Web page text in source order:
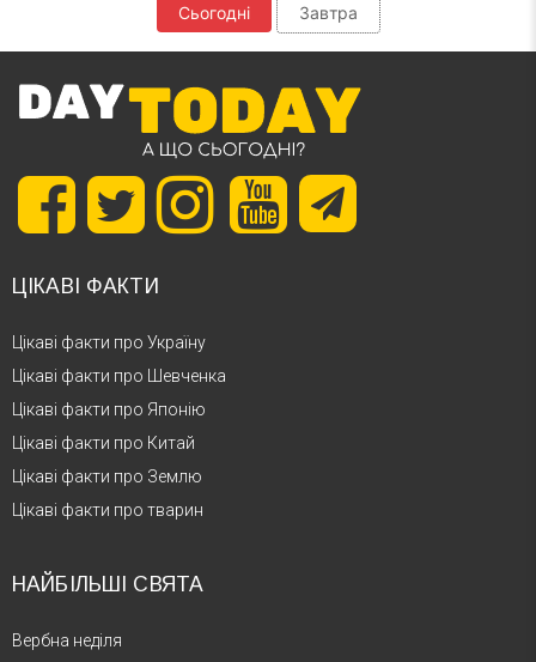
Сьогодні Завтра
ЦІКАВІ ФАКТИ
Цікаві факти про Україну
Цікаві факти про Шевченка
Цікаві факти про Японію
Цікаві факти про Китай
Цікаві факти про Землю
Цікаві факти про тварин
НАЙБІЛЬШІ СВЯТА
Вербна неділя